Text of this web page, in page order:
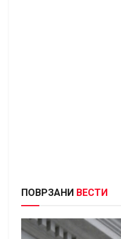
ПОВРЗАНИ ВЕСТИ